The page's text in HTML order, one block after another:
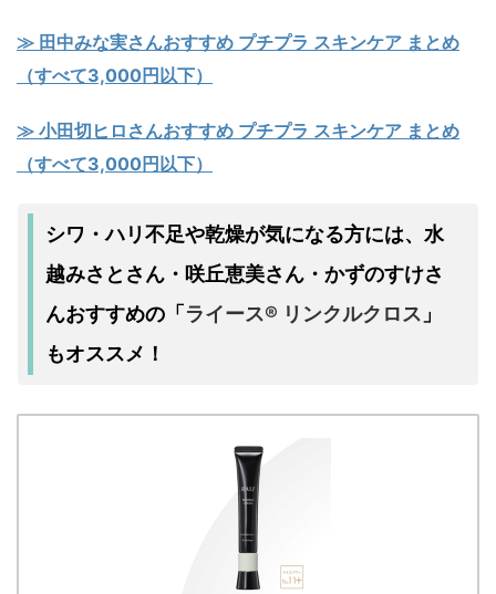
≫ 田中みな実さんおすすめ プチプラ スキンケア まとめ
（すべて3,000円以下）
≫ 小田切ヒロさんおすすめ プチプラ スキンケア まとめ
（すべて3,000円以下）
シワ・ハリ不足や乾燥が気になる方には、水
越みさとさん・咲丘恵美さん・かずのすけさ
んおすすめの 「 ライース® リンクルクロス 」
もオススメ！